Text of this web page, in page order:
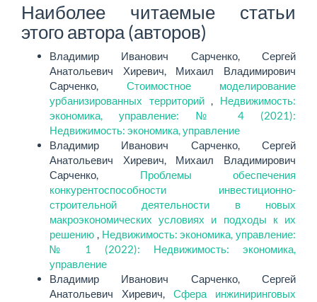
Наиболее читаемые статьи
этого автора (авторов)
Владимир Иванович Сарченко, Сергей
Анатольевич Хиревич, Михаил Владимирович
Сарченко, Стоимостное моделирование
урбанизированных территорий, Недвижимость:
экономика, управление: № 4 (2021):
Недвижимость: экономика, управление
Владимир Иванович Сарченко, Сергей
Анатольевич Хиревич, Михаил Владимирович
Сарченко, Проблемы обеспечения
конкурентоспособности инвестиционно-
строительной деятельности в новых
макроэкономических условиях и подходы к их
решению , Недвижимость: экономика, управление:
№ 1 (2022): Недвижимость: экономика,
управление
Владимир Иванович Сарченко, Сергей
Анатольевич Хиревич, Сфера инжиниринговых